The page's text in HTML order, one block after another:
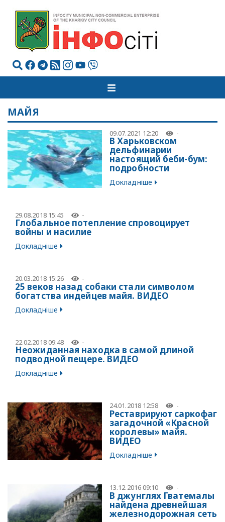
МАЙЯ
09.07.2021 12:20 -
В Харьковском
дельфинарии
настоящий беби-бум:
подробности
Докладніше
29.08.2018 15:45 -
Глобальное потепление спровоцирует
войны и насилие
Докладніше
20.03.2018 15:26 -
25 веков назад собаки стали символом
богатства индейцев майя. ВИДЕО
Докладніше
22.02.2018 09:48 -
Неожиданная находка в самой длиной
подводной пещере. ВИДЕО
Докладніше
24.01.2018 12:58 -
Реставрируют саркофаг
загадочной «Красной
королевы» майя.
ВИДЕО
Докладніше
13.12.2016 09:10 -
В джунглях Гватемалы
найдена древнейшая
железнодорожная сеть